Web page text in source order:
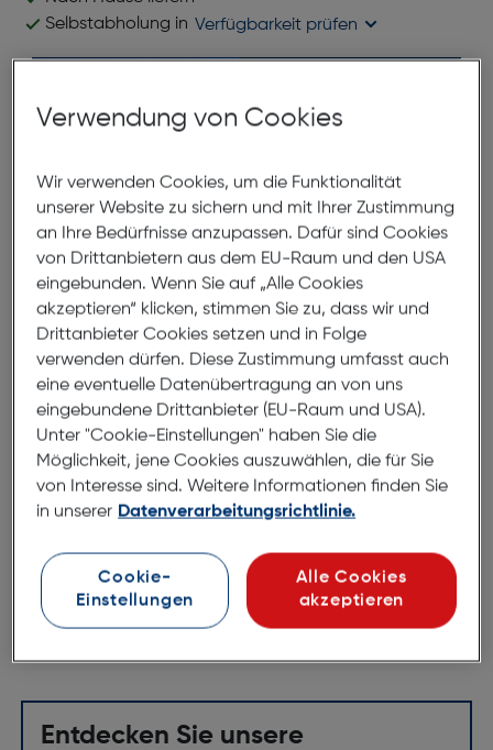
Selbstabholung in Verfügbarkeit prüfen
*ausgenommen Objektive
Produktbeschreibung
Sigma LH732-01 Gegenlichtblende
690
ArtNr.: 250002546
Die SIGMA Gegenlichtblenden sind speziell an das
jeweilige SIGMA Objektiv angepasst und mindern
somit optimal den Streulichteinfall und
Kompatibel mit 50-150mm F2.8 EX DC
Entdecken Sie unsere
Verwendung von Cookies
Wir verwenden Cookies, um die Funktionalität
unserer Website zu sichern und mit Ihrer Zustimmung
an Ihre Bedürfnisse anzupassen. Dafür sind Cookies
von Drittanbietern aus dem EU-Raum und den USA
eingebunden. Wenn Sie auf „Alle Cookies
akzeptieren“ klicken, stimmen Sie zu, dass wir und
Drittanbieter Cookies setzen und in Folge
verwenden dürfen. Diese Zustimmung umfasst auch
eine eventuelle Datenübertragung an von uns
eingebundene Drittanbieter (EU-Raum und USA).
Unter "Cookie-Einstellungen" haben Sie die
Möglichkeit, jene Cookies auszuwählen, die für Sie
von Interesse sind. Weitere Informationen finden Sie
in unserer Datenverarbeitungsrichtlinie.
Cookie-
Einstellungen
Alle Cookies
akzeptieren